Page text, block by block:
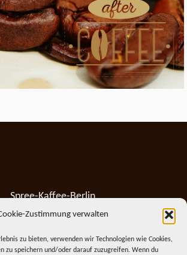
Zustimmung verwalten
zu bieten, verwenden wir Technologien wie Cookies,
zu speichern und/oder darauf zuzugreifen. Wenn du
Spree-Kaffee-Berlin
für Ersatzteile und Zubehör von